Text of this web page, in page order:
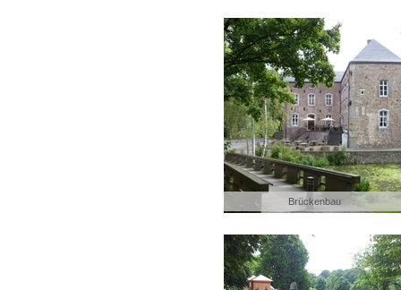
Brückenbau